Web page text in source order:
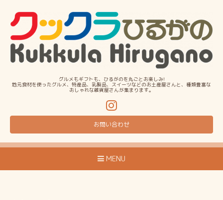
グルメもギフトも、ひるがのを丸ごとお楽しみ!
地元食材を使ったグルメ、特産品、乳製品、スイーツなどのお土産屋さんと、種類豊富な
おしゃれな雑貨屋さんが集まります。
お問い合わせ
MENU